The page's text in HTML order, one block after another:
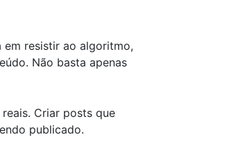
em resistir ao algoritmo,
Não basta apenas
Criar posts que
publicado.